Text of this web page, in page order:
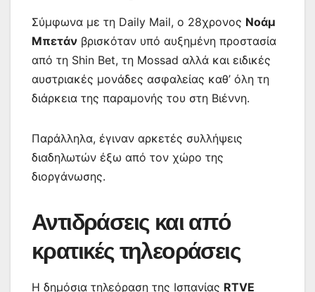
Σύμφωνα με τη Daily Mail, ο 28χρονος Νοάμ
Μπετάν βρισκόταν υπό αυξημένη προστασία
από τη Shin Bet, τη Mossad αλλά και ειδικές
αυστριακές μονάδες ασφαλείας καθ’ όλη τη
διάρκεια της παραμονής του στη Βιέννη.
Παράλληλα, έγιναν αρκετές συλλήψεις
διαδηλωτών έξω από τον χώρο της
διοργάνωσης.
Αντιδράσεις και από
κρατικές τηλεοράσεις
Η δημόσια τηλεόραση της Ισπανίας RTVE